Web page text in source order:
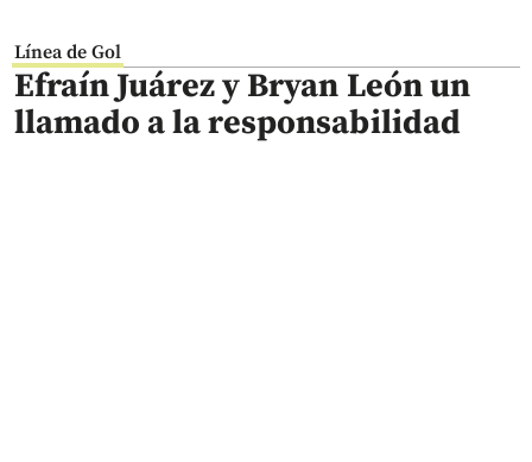
Línea de Gol
Efraín Juárez y Bryan León un
llamado a la responsabilidad